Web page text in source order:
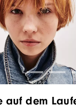
auf dem